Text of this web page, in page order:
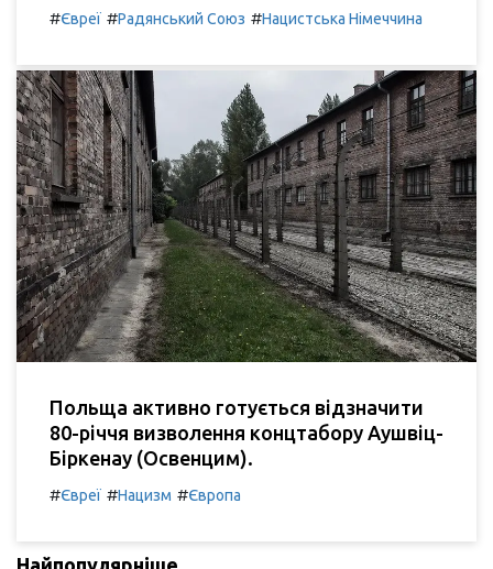
#Євреї #Радянський Союз #Нацистська Німеччина
Польща активно готується відзначити
80-річчя визволення концтабору Аушвіц-
Біркенау (Освенцим).
#Євреї #Нацизм #Європа